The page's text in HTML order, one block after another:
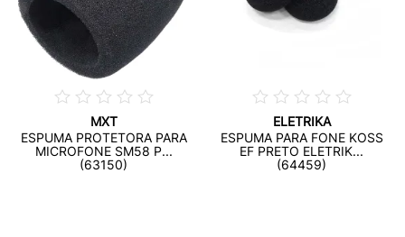
MXT
ESPUMA PROTETORA PARA
MICROFONE SM58 P...
(63150)
ELETRIKA
ESPUMA PARA FONE KOSS
EF PRETO ELETRIK...
(64459)